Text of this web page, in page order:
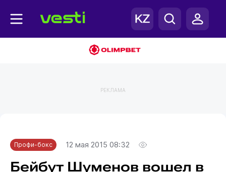
РЕКЛАМА
Профи-бокс 12 мая 2015 08:32
Бейбут Шуменов вошел в